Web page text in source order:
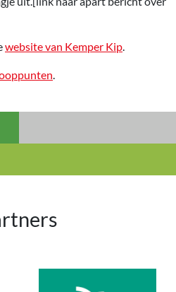
website van Kemper Kip.
.